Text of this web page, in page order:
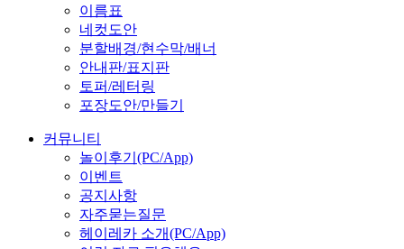
이름표
네컷도안
분할배경/현수막/배너
안내판/표지판
토퍼/레터링
포장도안/만들기
커뮤니티
놀이후기(PC/App)
이벤트
공지사항
자주묻는질문
헤이레카 소개(PC/App)